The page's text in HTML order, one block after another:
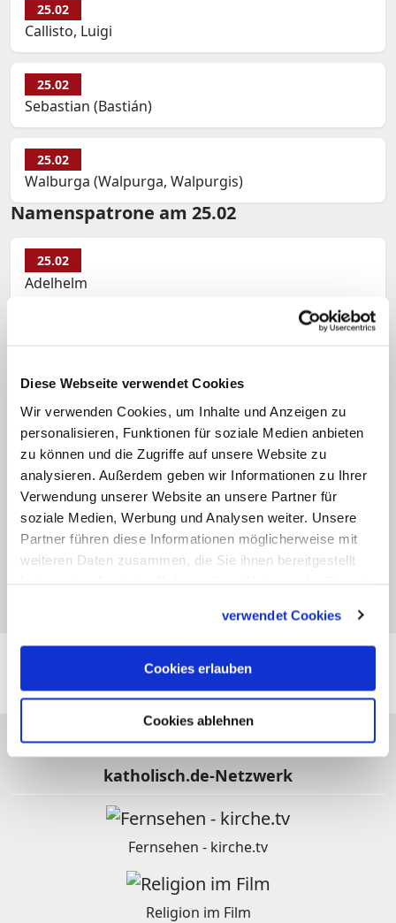
Diese Webseite verwendet Cookies
Wir verwenden Cookies, um Inhalte und Anzeigen zu
personalisieren, Funktionen für soziale Medien anbieten
zu können und die Zugriffe auf unsere Website zu
analysieren. Außerdem geben wir Informationen zu Ihrer
Verwendung unserer Website an unsere Partner für
soziale Medien, Werbung und Analysen weiter. Unsere
Partner führen diese Informationen möglicherweise mit
weiteren Daten zusammen, die Sie ihnen bereitgestellt
verwendet Cookies
Cookies erlauben
Cookies ablehnen
25.02
Callisto, Luigi
25.02
Sebastian (Bastián)
25.02
Walburga (Walpurga, Walpurgis)
Namenspatrone am 25.02
25.02
Adelhelm
25.02
Callisto, Luigi
25.02
Sebastian (Bastián)
25.02
Folgen Siekatholisch.deauch hier:
katholisch.de-Netzwerk
Fernsehen - kirche.tv
Religion im Film